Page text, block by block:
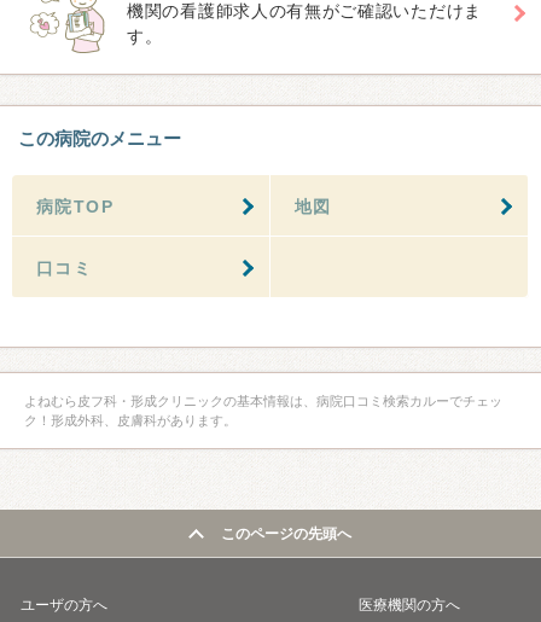
機関の看護師求人の有無がご確認いただけま
す。
この病院のメニュー
病院TOP 地図
口コミ
よねむら皮フ科・形成クリニックの基本情報は、病院口コミ検索カルーでチェッ
ク！形成外科、皮膚科があります。
このページの先頭へ
ユーザの方へ 医療機関の方へ